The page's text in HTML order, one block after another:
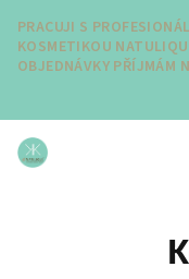
obsah
PRACUJI S
KOSMETIKOU
OBJEDNÁVKY PŘÍJMÁM